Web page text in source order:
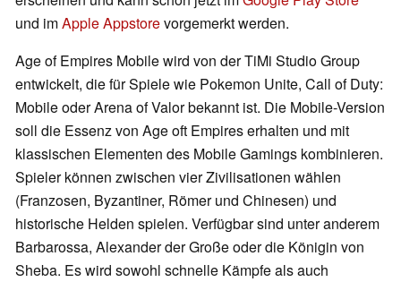
und imApple Appstorevorgemerkt werden.
Age of Empires Mobile wird von der TiMi Studio Group
entwickelt, die für Spiele wie Pokemon Unite, Call of Duty:
Mobile oder Arena of Valor bekannt ist. Die Mobile-Version
soll die Essenz von Age oft Empires erhalten und mit
klassischen Elementen des Mobile Gamings kombinieren.
Spieler können zwischen vier Zivilisationen wählen
(Franzosen, Byzantiner, Römer und Chinesen) und
historische Helden spielen. Verfügbar sind unter anderem
Barbarossa, Alexander der Große oder die Königin von
Sheba. Es wird sowohl schnelle Kämpfe als auch